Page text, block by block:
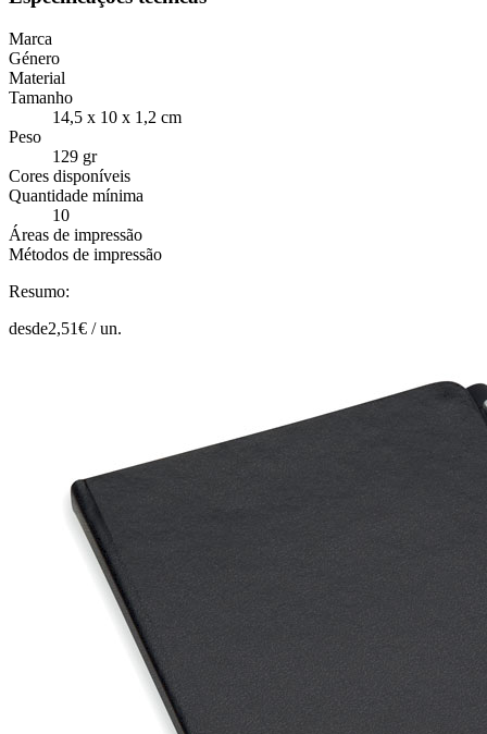
Marca
Género
Material
Tamanho
14,5 x 10 x 1,2 cm
Peso
129 gr
Cores disponíveis
Quantidade mínima
10
Áreas de impressão
Métodos de impressão
Resumo:
desde2,51€ /un.